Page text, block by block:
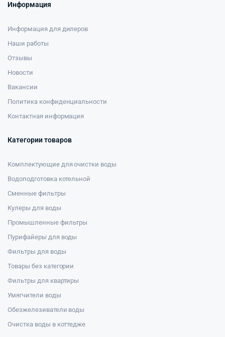
Информация
Информация для дилеров
Наши работы
Отзывы
Новости
Вакансии
Политика конфиденциальности
Контактная информация
Категории товаров
Комплектующие для очистки воды
Водоподготовка котельной
Сменные фильтры
Кулеры для воды
Промышленные фильтры
Пурифайеры для воды
Фильтры для воды
Товары без категории
Фильтры для квартиры
Умягчители воды
Обезжелезиватели воды
Очистка воды в коттедже